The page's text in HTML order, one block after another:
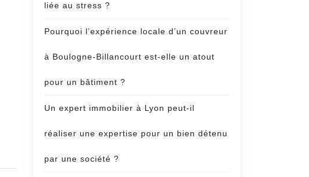
liée au stress ?
Pourquoi l’expérience locale d’un couvreur
à Boulogne-Billancourt est-elle un atout
pour un bâtiment ?
Un expert immobilier à Lyon peut-il
réaliser une expertise pour un bien détenu
par une société ?